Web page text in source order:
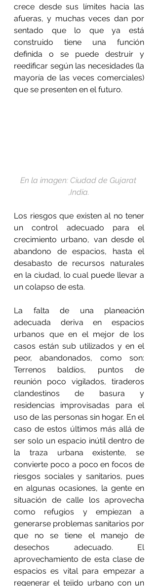
crece desde sus límites hacia las
afueras, y muchas veces dan por
sentado que lo que ya está
construido tiene una función
definida o se puede destruir y
reedificar según las necesidades (la
mayoría de las veces comerciales)
que se presenten en el futuro.
En la imagen: Ciudad de Gujarat
,India.
Los riesgos que existen al no tener
un control adecuado para el
crecimiento urbano, van desde el
abandono de espacios, hasta el
desabasto de recursos naturales
en la ciudad, lo cual puede llevar a
un colapso de esta.
La falta de una planeación
adecuada deriva en espacios
urbanos que en el mejor de los
casos están sub utilizados y en el
peor, abandonados, como son:
Terrenos baldíos, puntos de
reunión poco vigilados, tiraderos
clandestinos de basura y
residencias improvisadas para el
uso de las personas sin hogar. En el
caso de estos últimos más allá de
ser solo un espacio inútil dentro de
la traza urbana existente, se
convierte poco a poco en focos de
riesgos sociales y sanitarios, pues
en algunas ocasiones, la gente en
situación de calle los aprovecha
como refugios y empiezan a
generarse problemas sanitarios por
que no se tiene el manejo de
desechos adecuado. El
aprovechamiento de esta clase de
espacios es vital para empezar a
regenerar el tejido urbano con un